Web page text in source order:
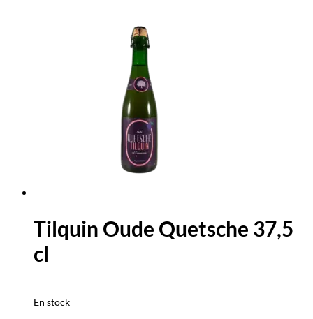
Tilquin Oude Quetsche 37,5
cl
En stock